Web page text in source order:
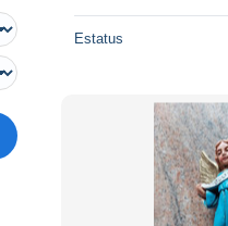
Estatus